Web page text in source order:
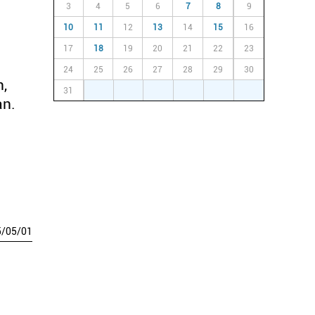
/05/01
3 4 5 6 7 8 9
10 11 12 13 14 15 16
17 18 19 20 21 22 23
24 25 26 27 28 29 30
31